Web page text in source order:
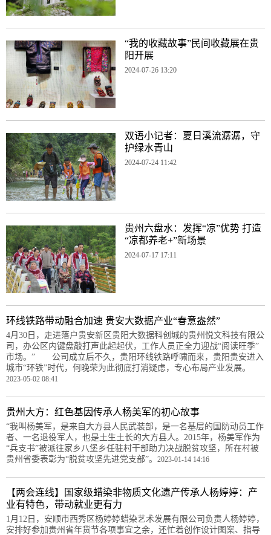
“我的收藏故事”民间收藏展在贵
阳开展
2024-07-26 13:20
双语小记者：夏日溪流潺潺，守
护绿水青山
2024-07-24 11:42
贵州六盘水：发挥“凉”优势 打造
“凉都养老+”新场景
2024-07-17 17:11
环线铁路带动融合加速 贵安大数据产业“春意盎然”
4月30日，走进落户贵安新区贵阳大数据科创城的贵州悦文科技有限公
司，办公区内键盘敲打声此起起伏，工作人员正全力迎战“阅读旺季”
市场。” 公司成立后不久，贵阳环线铁路呼啸而来，贵阳贵安进入
城市“环铁”时代，何晚荣为此彻底打消疑虑，专心布局产业发展。
2023-05-02 08:41
贵州大方：红色基因传承人杨美军的初心故事
“我叫杨美军，是来自大方县人民武装部，是一名基层的国防动员工作
者、一名退役军人，也是土生土长的大方县人。2015年，杨美军作为
“兵支书”被派往家乡八堡乡任驻村干部助力决战脱贫攻坚，所在村被
贵州省委表彰为“脱贫攻坚先进党支部”。 2023-01-14 14:16
【两会连线】国家级蜡染非物质文化遗产传承人杨婷婷：产
业有特色，带动就业更有力
1月12日，安顺市西秀区杨婷婷蜡染艺术发展有限公司负责人杨婷婷，
安排好参加贵州省年货节各项事宜之余，还忙着创作设计图案、指导